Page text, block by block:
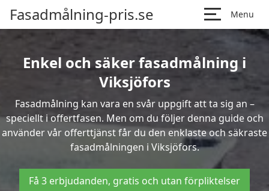
Fasadmålning-pris.se Menu
Enkel och säker fasadmålning i
Viksjöfors
Fasadmålning kan vara en svår uppgift att ta sig an –
speciellt i offertfasen. Men om du följer denna guide och
använder vår offerttjänst får du den enklaste och säkraste
fasadmålningen i Viksjöfors.
Få 3 erbjudanden, gratis och utan förpliktelser